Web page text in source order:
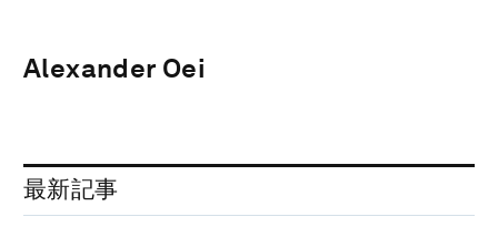
Alexander Oei
最新記事